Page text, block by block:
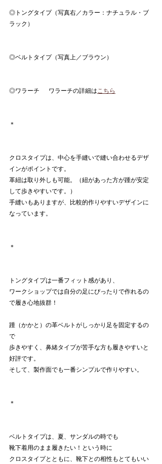
◎トングタイプ（写真右／カラー：ナチュラル・ブ
ラック）
◎ベルトタイプ（写真上／ブラウン）
◎ワラーチ　  ワラーチの詳細は こちら
＊
クロスタイプは、中心を手縫いで縫い合わせるデザ
インがポイントです。
革紐は取り外しも可能。（紐があった方が踵が安定
して歩きやすいです。）
手縫いもありますが、比較的作りやすいデザインに
なっています。
＊
トングタイプは一番フィット感があり、
ワークショップでは自分の足にぴったりで作れるの
で履き心地抜群！
踵（かかと）の革ベルトがしっかり足を固定するの
で
歩きやすく、鼻緒タイプが苦手な方も履きやすいと
好評です。
そして、製作面でも一番シンプルで作りやすい。
＊
ベルトタイプは、夏、サンダルの時でも
靴下着用のまま履きたい！という時に
クロスタイプとともに、靴下との相性もとてもいい